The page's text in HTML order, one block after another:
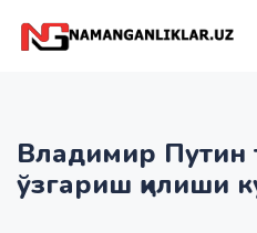
Владимир Путин
ўзгариш қилиши